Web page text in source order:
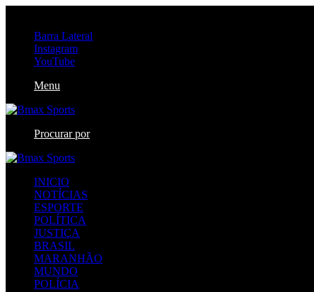
Barra Lateral
Instagram
YouTube
Menu
Procurar por
INICIO
NOTÍCIAS
ESPORTE
POLÍTICA
JUSTIÇA
BRASIL
MARANHÃO
MUNDO
POLÍCIA